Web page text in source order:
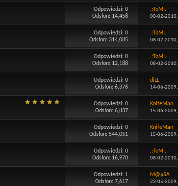
Odpowiedzi:0
Odsłon: 14,458
.:ToM:.
08-02-2010,
Odpowiedzi:0
Odsłon: 314,085
.:ToM:.
08-02-2010,
Odpowiedzi:0
Odsłon: 12,188
.:ToM:.
08-02-2010,
Odpowiedzi:0
Odsłon: 6,376
diLL
14-06-2009,
Odpowiedzi:0
Odsłon: 6,837
KnifeMan
15-06-2009,
Odpowiedzi:0
Odsłon: 544,051
KnifeMan
15-06-2009,
Odpowiedzi:0
Odsłon: 16,970
.:ToM:.
08-02-2010,
Odpowiedzi: 1
Odsłon: 7,617
M@$SA
23-05-2009,